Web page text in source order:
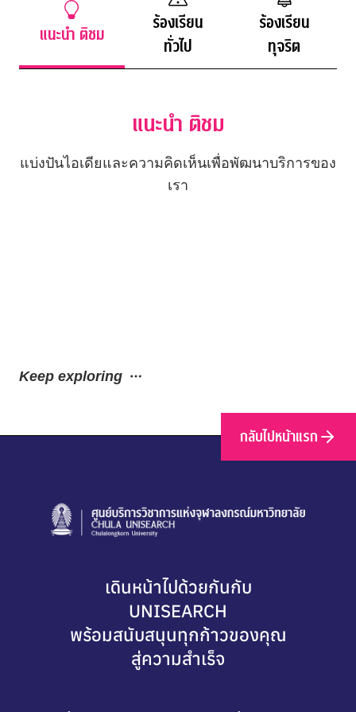
แนะนำ ติชม
ร้องเรียน
ทั่วไป
ร้องเรียน
ทุจริต
แนะนํา ติชม
แบ่งปันไอเดียและความคิดเห็นเพื่อพัฒนาบริการของ
เรา
Keep exploring
กลับไปหน้าแรก
เดินหน้าไปด้วยกันกับ
UNISEARCH
พร้อมสนับสนุนทุกก้าวของคุณ
สู่ความสำเร็จ